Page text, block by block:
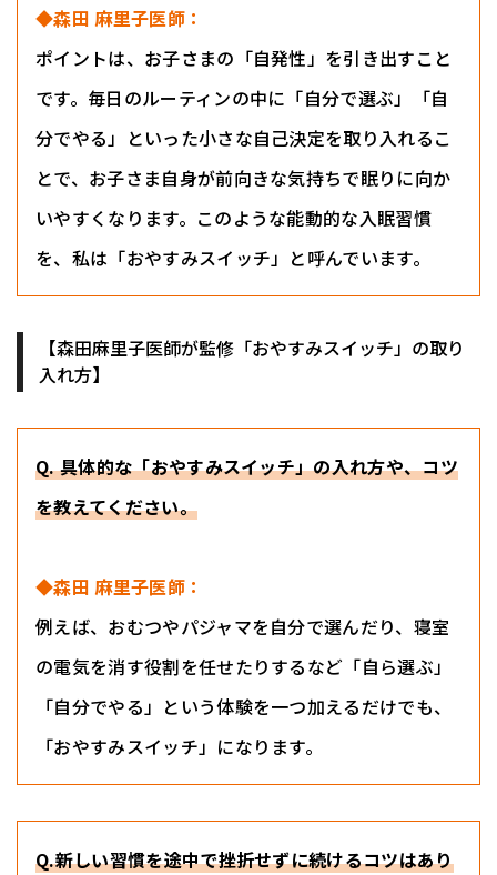
◆森田 麻里子医師：
ポイントは、お子さまの「自発性」を引き出すこと
です。毎日のルーティンの中に「自分で選ぶ」「自
分でやる」といった小さな自己決定を取り入れるこ
とで、お子さま自身が前向きな気持ちで眠りに向か
いやすくなります。このような能動的な入眠習慣
を、私は「おやすみスイッチ」と呼んでいます。
【森田麻里子医師が監修「おやすみスイッチ」の取り
入れ方】
Q. 具体的な「おやすみスイッチ」の入れ方や、コツ
を教えてください。
◆森田 麻里子医師：
例えば、おむつやパジャマを自分で選んだり、寝室
の電気を消す役割を任せたりするなど「自ら選ぶ」
「自分でやる」という体験を一つ加えるだけでも、
「おやすみスイッチ」になります。
Q.新しい習慣を途中で挫折せずに続けるコツはあり